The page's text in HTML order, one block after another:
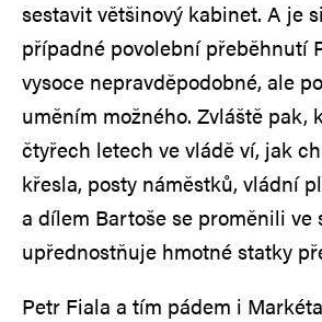
sestavit většinový kabinet. A je
případné povolební přeběhnutí
vysoce nepravděpodobné, ale
uměním možného. Zvláště pak,
čtyřech letech ve vládě ví, jak
křesla, posty náměstků, vládní
a dílem Bartoše se proměnili ve
upřednostňuje hmotné statky
Petr Fiala a tím pádem i